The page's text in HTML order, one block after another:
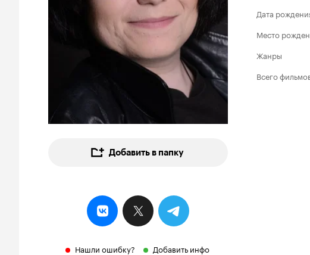
Добавить в папку
Нашли ошибку? Добавить инфо
Дата
Место
Жанры
Всего